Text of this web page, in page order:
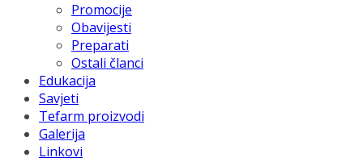
Promocije
Obavijesti
Preparati
Ostali članci
Edukacija
Savjeti
Tefarm proizvodi
Galerija
Linkovi